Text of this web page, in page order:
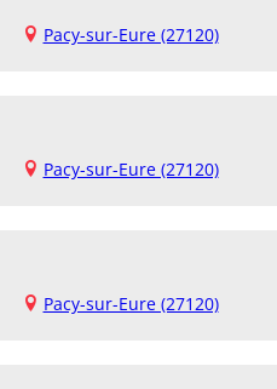
Pacy-sur-Eure (27120)
Pacy-sur-Eure (27120)
Pacy-sur-Eure (27120)